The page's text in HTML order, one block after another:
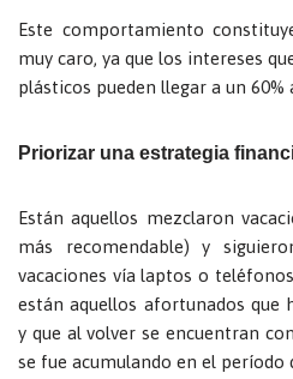
Este comportamiento
muy caro, ya que los intereses
plásticos pueden llegar a un 60%
Priorizar una estrategia
Están aquellos mezclaron
más recomendable) y
vacaciones vía laptos o
están aquellos afortunados que
y que al volver se encuentran
se fue acumulando en el período